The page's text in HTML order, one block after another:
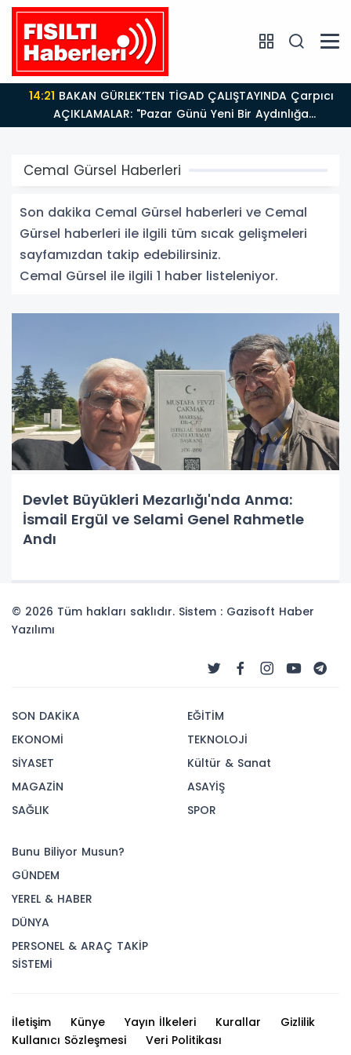
14:21BAKAN GÜRLEK’TEN TİGAD ÇALIŞTAYINDA Çarpıcı
AÇIKLAMALAR: "Pazar Günü Yeni Bir Aydınlığa
Uyanacağız"
Cemal Gürsel Haberleri
Son dakika Cemal Gürsel haberleri ve Cemal
Gürsel haberleri ile ilgili tüm sıcak gelişmeleri
sayfamızdan takip edebilirsiniz.
Cemal Gürsel ile ilgili 1 haber listeleniyor.
Devlet Büyükleri Mezarlığı'nda Anma:
İsmail Ergül ve Selami Genel Rahmetle
Andı
© 2026 Tüm hakları saklıdır. Sistem : Gazisoft Haber
Yazılımı
SON DAKİKA
EKONOMİ
SİYASET
MAGAZİN
SAĞLIK
EĞİTİM
TEKNOLOJİ
Kültür & Sanat
ASAYİŞ
SPOR
Bunu Biliyor Musun?
GÜNDEM
YEREL & HABER
DÜNYA
PERSONEL & ARAÇ TAKİP
SİSTEMİ
İletişim Künye Yayın İlkeleri Kurallar
Gizlilik
Kullanıcı Sözleşmesi
Veri Politikası